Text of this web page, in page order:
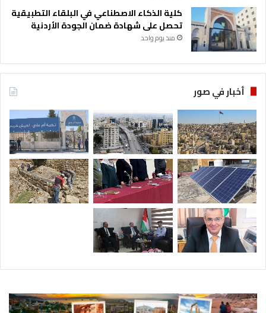
كلية الذكاء الاصطناعي في البلقاء التطبيقية
تحصل على شهادة ضمان الجودة الأردنية
منذ يوم واحد
أخبار في صور